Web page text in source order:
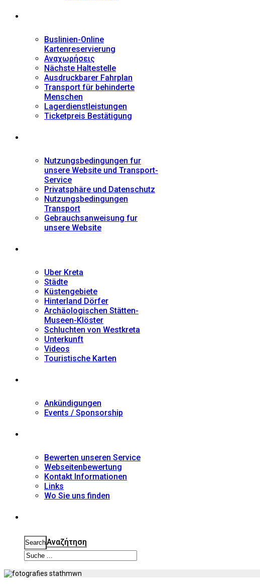
Buslinien-Online
Kartenreservierung
Αναχωρήσεις
Nächste Haltestelle
Αusdruckbarer Fahrplan
Transport für behinderte
Menschen
Lagerdienstleistungen
Ticketpreis Bestätigung
Nutzungsbedingungen fur
unsere Website und Transport-
Service
Privatsphäre und Datenschutz
Nutzungsbedingungen
Transport
Gebrauchsanweisung fur
unsere Website
Uber Kreta
Städte
Küstengebiete
Hinterland Dörfer
Archäologischen Stätten-
Museen-Klöster
Schluchten von Westkreta
Unterkunft
Videos
Touristische Karten
Ankündigungen
Events / Sponsorship
Bewerten unseren Service
Webseitenbewertung
Kontakt Informationen
Links
Wo Sie uns finden
SearchΑναζήτηση